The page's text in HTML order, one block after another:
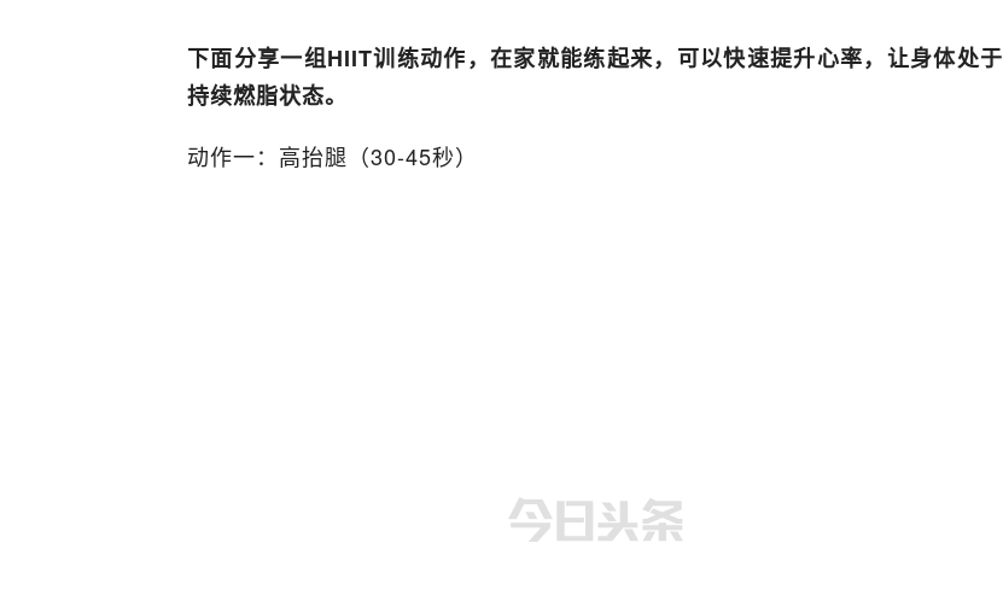
下面分享一组HIIT训练动作，在家就能练起来，可以快速提升心率，让身体处于
持续燃脂状态。
动作一：高抬腿（30-45秒）